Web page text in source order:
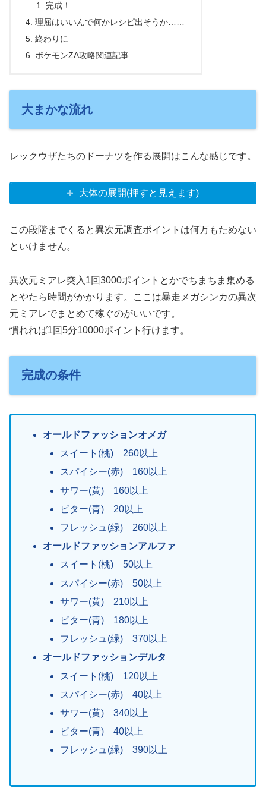
完成！
理屈はいいんで何かレシピ出そうか……
終わりに
ポケモンZA攻略関連記事
大まかな流れ
レックウザたちのドーナツを作る展開はこんな感じです。
大体の展開(押すと見えます)
この段階までくると異次元調査ポイントは何万もためない
といけません。
異次元ミアレ突入1回3000ポイントとかでちまちま集める
とやたら時間がかかります。ここは暴走メガシンカの異次
元ミアレでまとめて稼ぐのがいいです。
慣れれば1回5分10000ポイント行けます。
完成の条件
オールドファッションオメガ
スイート(桃) 260以上
スパイシー(赤) 160以上
サワー(黄) 160以上
ビター(青) 20以上
フレッシュ(緑) 260以上
オールドファッションアルファ
スイート(桃) 50以上
スパイシー(赤) 50以上
サワー(黄) 210以上
ビター(青) 180以上
フレッシュ(緑) 370以上
オールドファッションデルタ
スイート(桃) 120以上
スパイシー(赤) 40以上
サワー(黄) 340以上
ビター(青) 40以上
フレッシュ(緑) 390以上